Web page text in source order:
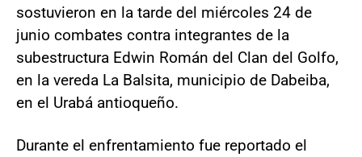
sostuvieron en la tarde del miércoles 24 de
junio combates contra integrantes de la
subestructura Edwin Román del Clan del Golfo,
en la vereda La Balsita, municipio de Dabeiba,
en el Urabá antioqueño.
Durante el enfrentamiento fue reportado el